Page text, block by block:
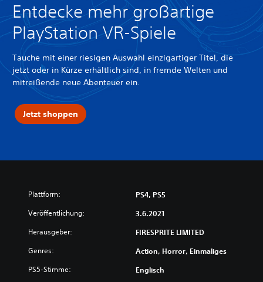
Entdecke mehr großartige
PlayStation VR-Spiele
Tauche mit einer riesigen Auswahl einzigartiger Titel, die
jetzt oder in Kürze erhältlich sind, in fremde Welten und
mitreißende neue Abenteuer ein.
Jetzt shoppen
Plattform: PS4, PS5
Veröffentlichung: 3.6.2021
Herausgeber: FIRESPRITE LIMITED
Genres: Action, Horror, Einmaliges
PS5-Stimme: Englisch